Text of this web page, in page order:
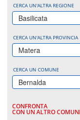
CERCA UN'ALTRA REGIONE
Basilicata
CERCA UN'ALTRA PROVINCIA
Matera
CERCA UN COMUNE
Bernalda
CONFRONTA
CON UN ALTRO